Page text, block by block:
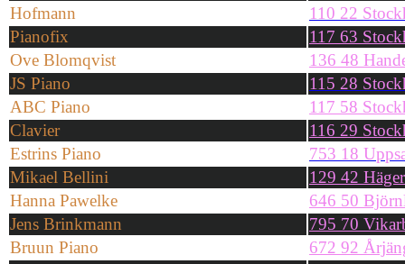
Hofmann
110 22
Pianofix
117 63
Ove Blomqvist
136 48
JS Piano
115 28
ABC Piano
117 58
Clavier
116 29
Estrins Piano
753 18
Mikael Bellini
129 42
Hanna Pawelke
646 50
Jens Brinkmann
795 70
Bruun Piano
672 92